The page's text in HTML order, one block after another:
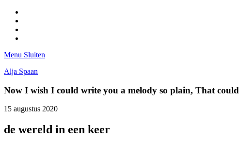
Menu Sluiten
Alja Spaan
Now I wish I could write you a melody so plain, That
15 augustus 2020
de wereld in een keer